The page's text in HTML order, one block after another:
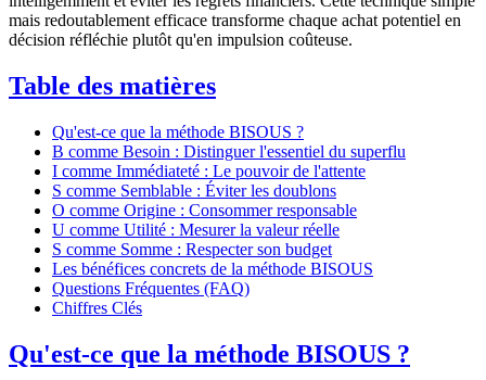
mais redoutablement efficace transforme chaque achat potentiel en
décision réfléchie plutôt qu'en impulsion coûteuse.
Table des matières
Qu'est-ce que la méthode BISOUS ?
B comme Besoin : Distinguer l'essentiel du superflu
I comme Immédiateté : Le pouvoir de l'attente
S comme Semblable : Éviter les doublons
O comme Origine : Consommer responsable
U comme Utilité : Mesurer la valeur réelle
S comme Somme : Respecter son budget
Les bénéfices concrets de la méthode BISOUS
Questions Fréquentes (FAQ)
Chiffres Clés
Qu'est-ce que la méthode BISOUS ?